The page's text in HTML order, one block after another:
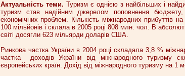
Актуальність теми. Туризм є однією з найбільших і
туризм став надійним джерелом поповнення бюджету,
економічних проблем. Кількість міжнародних прибуттів
100 мільйонів і склала в 2005 році 808 млн. чол. В
світі досягли 623 мільярди доларів США.
Ринкова частка України в 2004 році складала 3,8 %
частка доходів України від міжнародного
європейських країн. Дохід від міжнародного туризму на